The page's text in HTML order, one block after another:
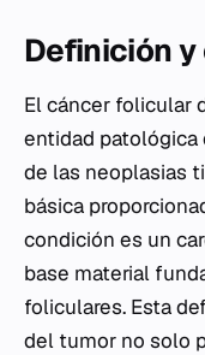
Definición
El cáncer folicular
entidad patológica
de las neoplasias
básica
condición es un
base material
foliculares. Esta
del tumor no solo